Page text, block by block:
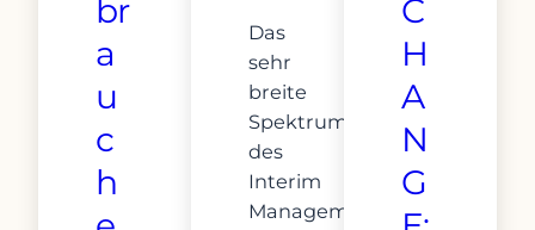
br
a
u
c
h
Das
sehr
breite
Spektrum
des
Interim
Managements
C
H
A
N
G